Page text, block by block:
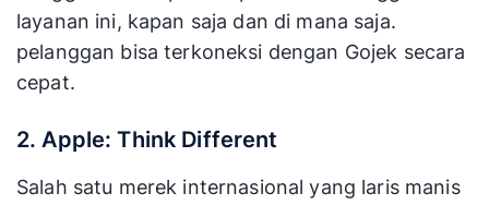
layanan ini, kapan saja dan di mana saja.
pelanggan bisa terkoneksi dengan Gojek secara
cepat.
2. Apple: Think Different
Salah satu merek internasional yang laris manis